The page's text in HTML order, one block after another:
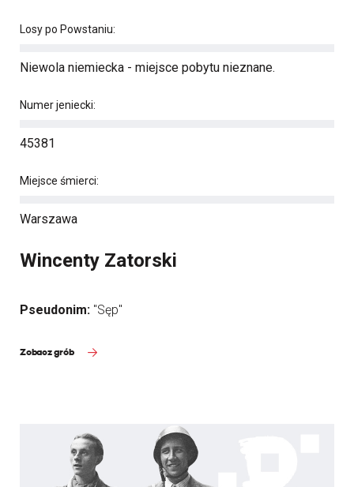
Losy po Powstaniu:
Niewola niemiecka - miejsce pobytu nieznane.
Numer jeniecki:
45381
Miejsce śmierci:
Warszawa
Wincenty Zatorski
Pseudonim: "Sęp"
Zobacz grób